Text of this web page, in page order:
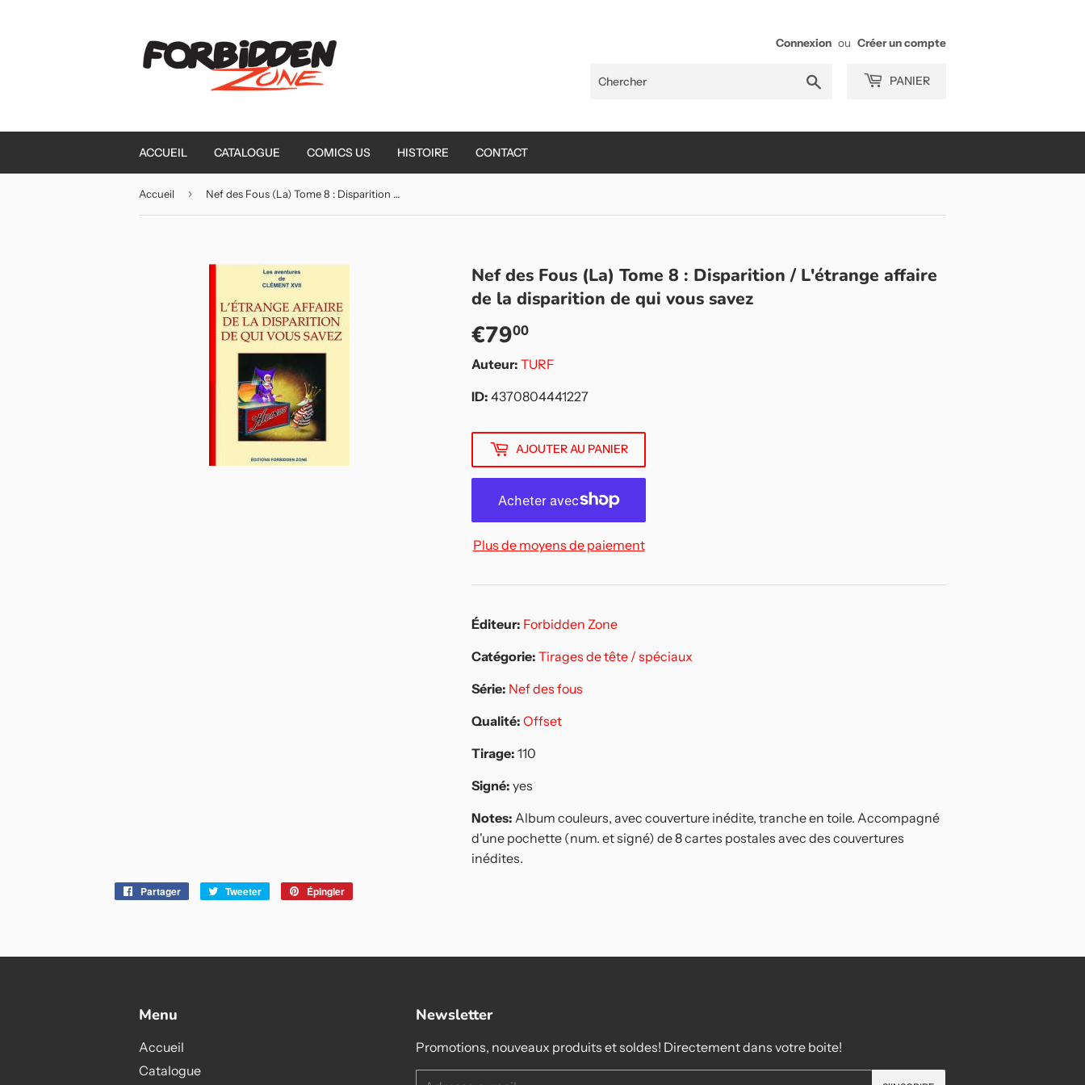
Connexion ou Créer un compte
Chercher PANIER
ACCUEIL CATALOGUE COMICS US HISTOIRE CONTACT
Accueil › Nef des Fous (La) Tome 8 : Disparition / L'étrange affaire de la disparition de qui vous savez
Nef des Fous (La) Tome 8 : Disparition / L'étrange affaire
de la disparition de qui vous savez
€7900
Auteur: TURF
ID: 4370804441227
AJOUTER AU PANIER
Plus de moyens de paiement
Éditeur: Forbidden Zone
Catégorie: Tirages de tête / spéciaux
Série: Nef des fous
Qualité: Offset
Tirage: 110
Signé: yes
Notes: Album couleurs, avec couverture inédite, tranche en toile. Accompagné
d'une pochette (num. et signé) de 8 cartes postales avec des couvertures
inédites.
Partager
PartagerTweeter
Tweeter
Épingler
Menu
Accueil
Catalogue
Newsletter
Promotions, nouveaux produits et soldes! Directement dans votre boite!